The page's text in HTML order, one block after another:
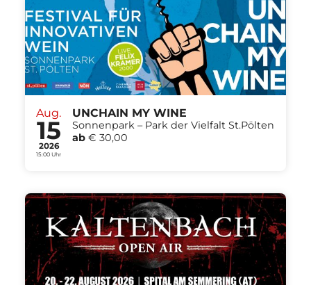
Aug.
15
2026
15:00 Uhr
UNCHAIN MY WINE
Sonnenpark – Park der Vielfalt St.Pölten
ab € 30,00